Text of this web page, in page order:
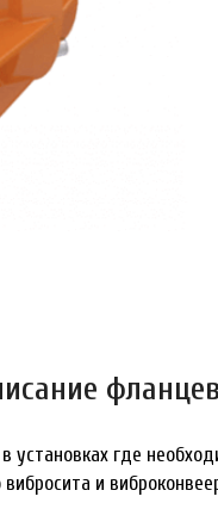
где
вибросита и